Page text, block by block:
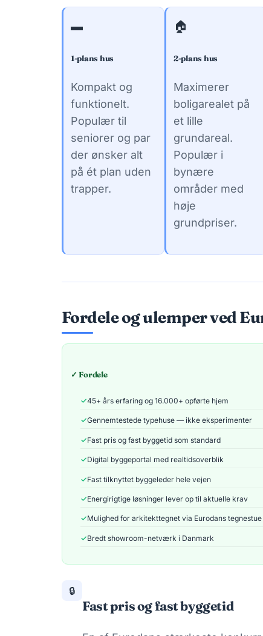
▬
1-plans hus
Kompakt og
funktionelt.
Populær til
seniorer og par
der ønsker alt
på ét plan uden
trapper.
🏠
2-plans hus
Maximerer
boligarealet på
et lille
grundareal.
Populær i
bynære
områder med
høje
grundpriser.
Fordele og ulemper ved
✓ Fordele
45+ års erfaring og 16.000+ opførte hjem
Gennemtestede typehuse — ikke eksperimenter
Fast pris og fast byggetid som standard
Digital byggeportal med realtidsoverblik
Fast tilknyttet byggeleder hele vejen
Energirigtige løsninger lever op til aktuelle krav
Mulighed for arkitekttegnet via Eurodans tegnestue
Bredt showroom-netværk i Danmark
🔒
Fast pris og fast byggetid